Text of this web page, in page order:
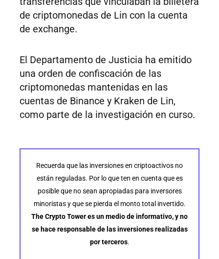
de criptomonedas de Lin con la cuenta
de exchange.
El Departamento de Justicia ha emitido
una orden de confiscación de las
criptomonedas mantenidas en las
cuentas de Binance y Kraken de Lin,
como parte de la investigación en curso.
Recuerda que las inversiones en criptoactivos no
están reguladas. Por lo que ten en cuenta que es
posible que no sean apropiadas para inversores
minoristas y que se pierda el monto total invertido.
The Crypto Tower es un medio de informativo, y no
se hace responsable de las inversiones realizadas
por terceros.